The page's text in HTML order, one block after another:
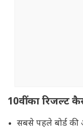
10वीं का रिजल्ट
सबसे पहले बोर्ड